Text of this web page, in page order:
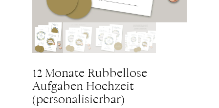
12 Monate Rubbellose
Aufgaben Hochzeit
(personalisierbar)